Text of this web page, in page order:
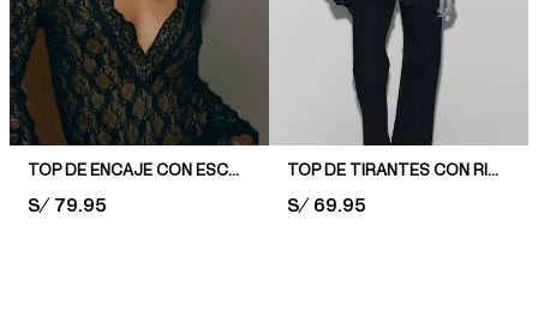
TOP DE ENCAJE CON ESCOTE EN V
PRICE:
S/ 79.95
TOP DE TIRANTES CON RIBETE DE ENCAJE
PRICE:
S/ 69.95